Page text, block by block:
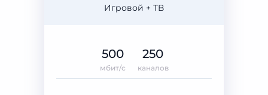
Игровой + ТВ
500
мбит/с
250
каналов